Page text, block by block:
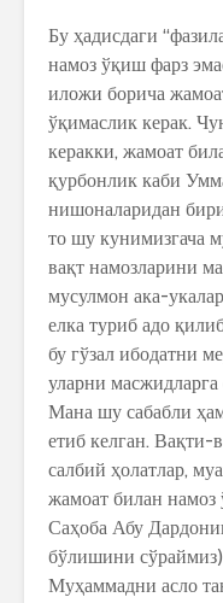
Бу ҳадисдаги
намоз ўқиш фарз
иложи борича
ўқимаслик керак.
керакки, жамоат
қурбонлик каби
нишоналаридан
то шу кунимизгача
вақт намозларини
мусулмон ака-
елка туриб адо
бу гўзал ибодатни
уларни
Мана шу сабабли
етиб келган. Вақти-
салбий ҳолатлар,
жамоат билан
Саҳоба Абу
бўлишини
Муҳаммадни асло